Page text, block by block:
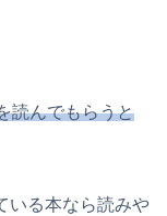
読んでもらうと
いる本なら読みや